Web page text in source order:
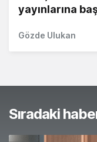
yayınlarına
Gözde Ulukan
Sıradaki